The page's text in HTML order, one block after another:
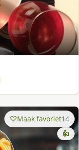
Maak favoriet14
👍